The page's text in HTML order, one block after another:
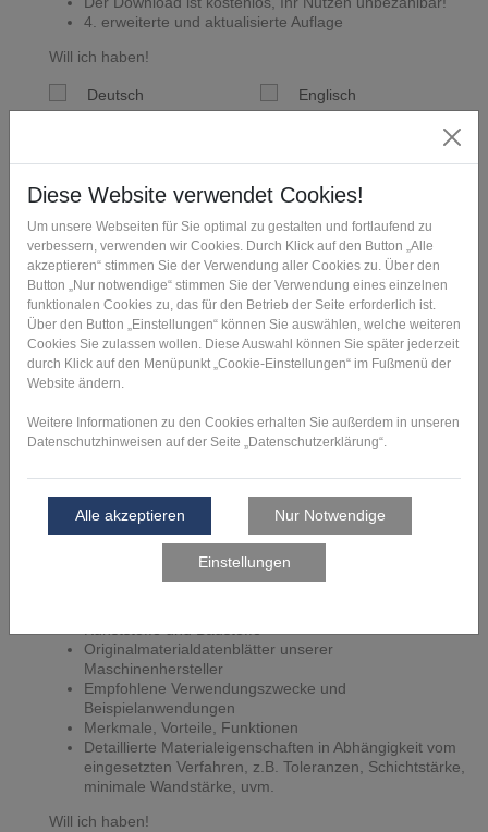
4. erweiterte und aktualisierte Auflage
Will ich haben!
Deutsch Englisch
Materialguide
Kunststoffe und Baustoffe
Originalmaterialdatenblätter unserer
Maschinenhersteller
Empfohlene Verwendungszwecke und
Beispielanwendungen
Merkmale, Vorteile, Funktionen
Detaillierte Materialeigenschaften in Abhängigkeit vom
eingesetzten Verfahren, z.B. Toleranzen, Schichtstärke,
minimale Wandstärke, uvm.
Will ich haben!